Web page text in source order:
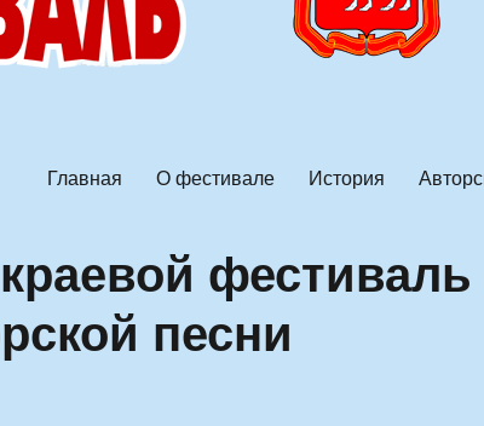
Главная О фестивале История
фестиваль
песни